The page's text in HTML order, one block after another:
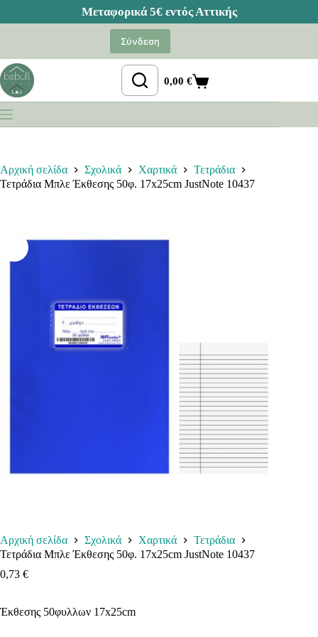
Σύνδεση
Καλάθι
Αγορών
0,00€
Αρχική σελίδα Σχολικά Χαρτικά
Τετράδια
Τετράδια Μπλε Έκθεσης 50φ. 17x25cm JustNote 10437
Αρχική σελίδα Σχολικά Χαρτικά
Τετράδια
Τετράδια Μπλε Έκθεσης 50φ. 17x25cm JustNote 10437
0,73 €
Έκθεσης 50φυλλων 17x25cm